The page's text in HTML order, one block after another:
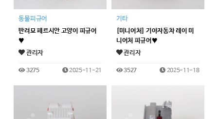
동물피규어
반려묘 페르시안 고양이 피규어
♥
관리자
3275 2025-11-21
기타
[미니어처] 기아자동차 레이 미
니어처 피규어♥
관리자
3527 2025-11-18